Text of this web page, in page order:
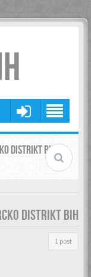
DISTRIKT BIH
DISTRIKT BIH
1 post